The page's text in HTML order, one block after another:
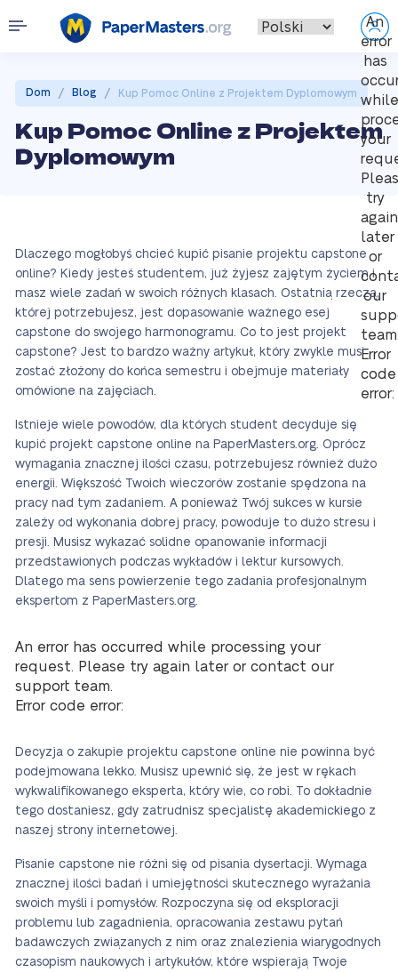
An
error
has
while
your
try
again
later
or
our
Error
code
error:
Dom / Blog / Kup Pomoc Online z Projektem Dyplomowym
Kup Pomoc Online z Projektem
Dyplomowym
Dlaczego mogłobyś chcieć kupić pisanie projektu capstone
online? Kiedy jesteś studentem, już żyjesz zajętym życiem i
masz wiele zadań w swoich różnych klasach. Ostatnią rzeczą,
której potrzebujesz, jest dopasowanie ważnego esej
capstone do swojego harmonogramu. Co to jest projekt
capstone? Jest to bardzo ważny artykuł, który zwykle musi
zostać złożony do końca semestru i obejmuje materiały
omówione na zajęciach.
Istnieje wiele powodów, dla których student decyduje się
kupić projekt capstone online na PaperMasters.org. Oprócz
wymagania znacznej ilości czasu, potrzebujesz również dużo
energii. Większość Twoich wieczorów zostanie spędzona na
pracy nad tym zadaniem. A ponieważ Twój sukces w kursie
zależy od wykonania dobrej pracy, powoduje to dużo stresu i
presji. Musisz wykazać solidne opanowanie informacji
przedstawionych podczas wykładów i lektur kursowych.
Dlatego ma sens powierzenie tego zadania profesjonalnym
ekspertom z PaperMasters.org.
An error has occurred while processing your
request. Please try again later or contact our
support team.
Error code error:
Decyzja o zakupie projektu capstone online nie powinna być
podejmowana lekko. Musisz upewnić się, że jest w rękach
wykwalifikowanego eksperta, który wie, co robi. To dokładnie
tego dostaniesz, gdy zatrudnisz specjalistę akademickiego z
naszej strony internetowej.
Pisanie capstone nie różni się od pisania dysertacji. Wymaga
znacznej ilości badań i umiejętności skutecznego wyrażania
swoich myśli i pomysłów. Rozpoczyna się od eksploracji
problemu lub zagadnienia, opracowania zestawu pytań
badawczych związanych z nim oraz znalezienia wiarygodnych
czasopism naukowych i artykułów, które wspierają Twoje